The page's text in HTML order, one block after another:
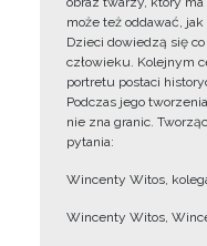
może też oddawać,
Dzieci dowiedzą się
człowieku. Kolejnym
portretu postaci
Podczas jego
nie zna granic.
pytania:
Wincenty Witos,
Wincenty Witos,